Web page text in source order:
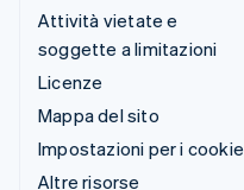
Attività vietate e
soggette a limitazioni
Licenze
Mappa del sito
Impostazioni per i cookie
Altre risorse